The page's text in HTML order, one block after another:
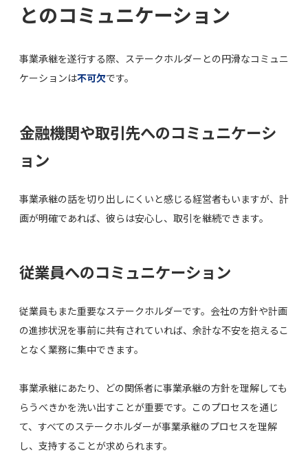
とのコミュニケーション
事業承継を遂行する際、ステークホルダーとの円滑なコミュニ
ケーションは不可欠です。
金融機関や取引先へのコミュニケーシ
ョン
事業承継の話を切り出しにくいと感じる経営者もいますが、計
画が明確であれば、彼らは安心し、取引を継続できます。
従業員へのコミュニケーション
従業員もまた重要なステークホルダーです。会社の方針や計画
の進捗状況を事前に共有されていれば、余計な不安を抱えるこ
となく業務に集中できます。
事業承継にあたり、どの関係者に事業承継の方針を理解しても
らうべきかを洗い出すことが重要です。このプロセスを通じ
て、すべてのステークホルダーが事業承継のプロセスを理解
し、支持することが求められます。